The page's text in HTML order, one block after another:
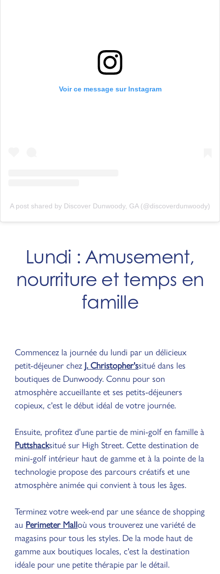
Voir ce message sur Instagram
A post shared by Discover Dunwoody, GA (@discoverdunwoody)
Lundi : Amusement,
nourriture et temps en
famille
Commencez la journée du lundi par un délicieux
petit-déjeuner chez J. Christopher'ssitué dans les
boutiques de Dunwoody. Connu pour son
atmosphère accueillante et ses petits-déjeuners
copieux, c'est le début idéal de votre journée.
Ensuite, profitez d'une partie de mini-golf en famille à
Puttshacksitué sur High Street. Cette destination de
mini-golf intérieur haut de gamme et à la pointe de la
technologie propose des parcours créatifs et une
atmosphère animée qui convient à tous les âges.
Terminez votre week-end par une séance de shopping
au Perimeter Malloù vous trouverez une variété de
magasins pour tous les styles. De la mode haut de
gamme aux boutiques locales, c'est la destination
idéale pour une petite thérapie par le détail.